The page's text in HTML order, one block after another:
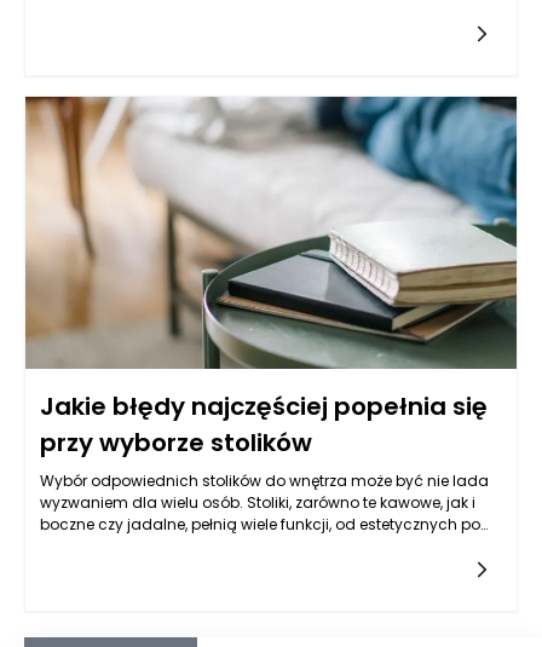
tym od jego składu chemicznego, warunków otoczenia, a
także specyfiki samej powierzchni, na której jest stosowany.
Jakie błędy najczęściej popełnia się
przy wyborze stolików
Wybór odpowiednich stolików do wnętrza może być nie lada
wyzwaniem dla wielu osób. Stoliki, zarówno te kawowe, jak i
boczne czy jadalne, pełnią wiele funkcji, od estetycznych po